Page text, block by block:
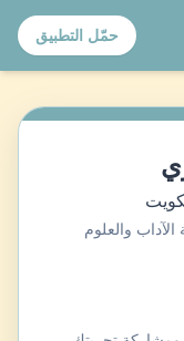
حمّل التطبيق
الآداب والعلوم